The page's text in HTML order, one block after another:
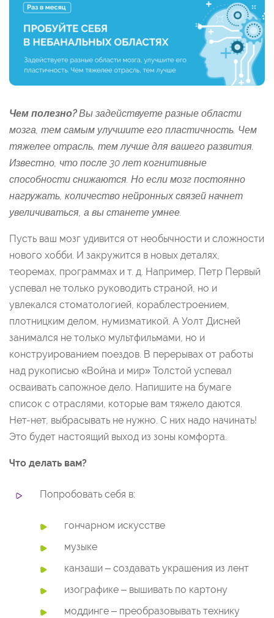
Чем полезно?Вы задействуете разные области
мозга, тем самым улучшите его пластичность. Чем
тяжелее отрасль, тем лучше для вашего развития.
Известно, что после 30 лет когнитивные
способности снижаются. Но если мозг постоянно
нагружать, количество нейронных связей начнет
увеличиваться, а вы станете умнее.
Пусть ваш мозг удивится от необычности и сложности
нового хобби. И закружится в новых деталях,
теоремах, программах и т. д. Например, Петр Первый
успевал не только руководить страной, но и
увлекался стоматологией, кораблестроением,
плотницким делом, нумизматикой. А Уолт Дисней
занимался не только мультфильмами, но и
конструированием поездов. В перерывах от работы
над рукописью «Война и мир» Толстой успевал
осваивать сапожное дело. Напишите на бумаге
список с отраслями, которые вам тяжело даются.
Нет-нет, выбрасывать не нужно. С них надо начинать!
Это будет настоящий выход из зоны комфорта.
Что делать вам?
Попробовать себя в:
гончарном искусстве
музыке
канзаши – создавать украшения из лент
изографике – вышивать по картону
моддинге – преобразовывать технику